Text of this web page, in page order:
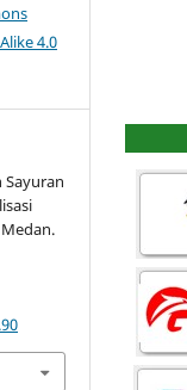
4.0
Sayuran